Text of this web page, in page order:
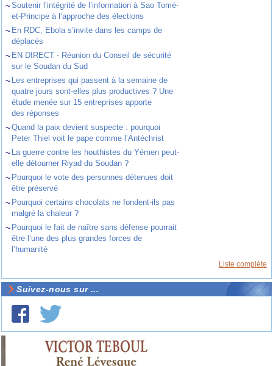
~Soutenir l’intégrité de l’information à Sao Tomé-
et-Principe à l’approche des élections
~ En RDC, Ebola s’invite dans les camps de
déplacés
~ EN DIRECT - Réunion du Conseil de sécurité
sur le Soudan du Sud
~ Les entreprises qui passent à la semaine de
quatre jours sont-elles plus productives ? Une
étude menée sur 15 entreprises apporte
des réponses
~Quand la paix devient suspecte : pourquoi
Peter Thiel voit le pape comme l’Antéchrist
~ La guerre contre les houthistes du Yémen peut-
elle détourner Riyad du Soudan ?
~ Pourquoi le vote des personnes détenues doit
être préservé
~ Pourquoi certains chocolats ne fondent-ils pas
malgré la chaleur ?
~ Pourquoi le fait de naître sans défense pourrait
être l’une des plus grandes forces de
l’humanité
Liste complète
Suivez-nous sur ...